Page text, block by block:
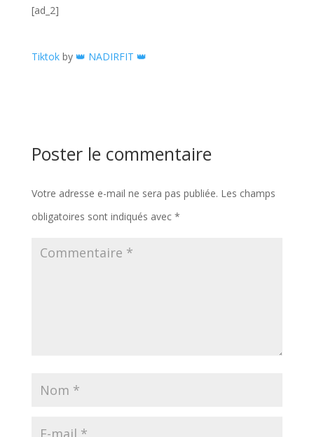
[ad_2]
Tiktok by 👑 NADIRFIT 👑
Poster le commentaire
Votre adresse e-mail ne sera pas publiée. Les champs
obligatoires sont indiqués avec *